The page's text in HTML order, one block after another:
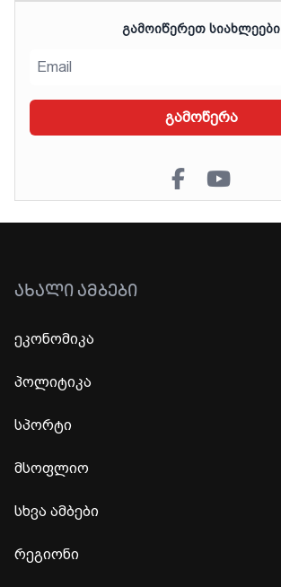
ᲒᲐᲛᲝᲘᲬᲔᲠᲔᲗ ᲡᲘᲐᲮᲚᲔᲔᲑᲘ
გამოწერა
ᲐᲮᲐᲚᲘ ᲐᲛᲑᲔᲑᲘ
ეკონომიკა
პოლიტიკა
სპორტი
მსოფლიო
სხვა ამბები
რეგიონი